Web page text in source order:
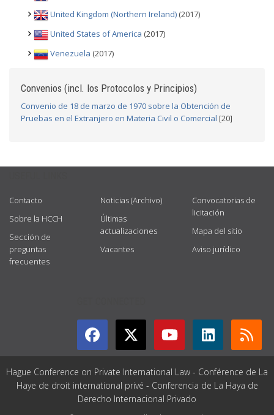
United Kingdom (Northern Ireland) (2017)
United States of America (2017)
Venezuela (2017)
Convenios (incl. los Protocolos y Principios)
Convenio de 18 de marzo de 1970 sobre la Obtención de
Pruebas en el Extranjero en Materia Civil o Comercial [20]
Contacto
Sobre la HCCH
Sección de
preguntas
frecuentes
Noticias (Archivo)
Últimas
actualizaciones
Vacantes
Convocatorias de
licitación
Mapa del sitio
Aviso jurídico
Hague Conference on Private International Law - Conférence de La
Haye de droit international privé - Conferencia de La Haya de
Derecho Internacional Privado